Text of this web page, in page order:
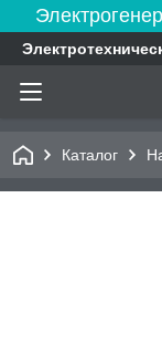
Каталог